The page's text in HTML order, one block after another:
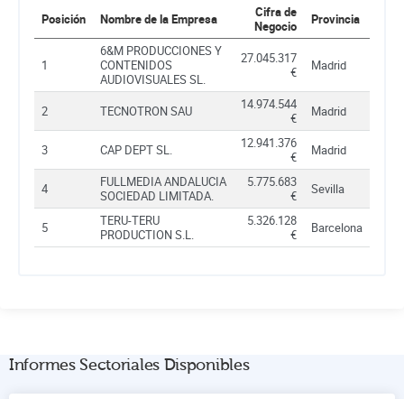
Posición Nombre de la Empresa
Cifra de
Negocio
Provincia
1
6&M PRODUCCIONES Y
CONTENIDOS
AUDIOVISUALES SL.
27.045.317
€
Madrid
2 TECNOTRON SAU
14.974.544
€
Madrid
3 CAP DEPT SL.
12.941.376
€
Madrid
4
FULLMEDIA ANDALUCIA
SOCIEDAD LIMITADA.
5.775.683
€
Sevilla
5
TERU-TERU
PRODUCTION S.L.
5.326.128
€
Barcelona
Informes Sectoriales Disponibles